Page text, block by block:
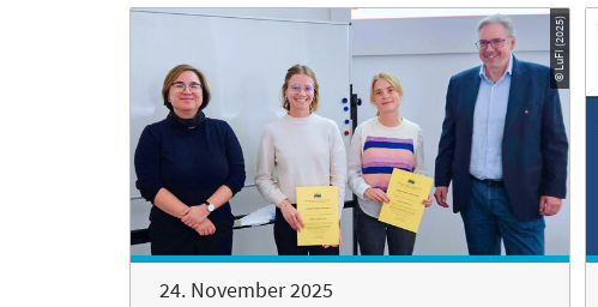
© LuFI (2025)
24. November 2025